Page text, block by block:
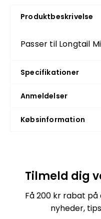
Produktbeskrivelse
Passer til Longtail
Specifikationer
Anmeldelser
Købsinformation
Tilmeld dig
Få 200 kr rabat
nyheder,